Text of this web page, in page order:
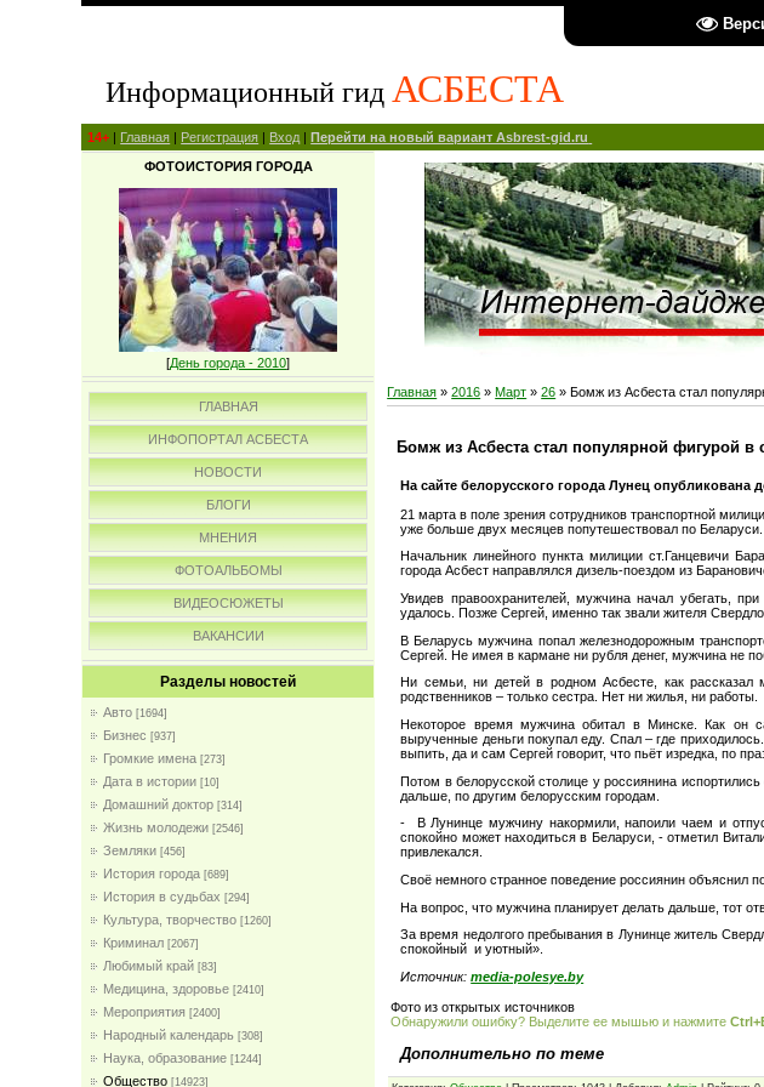
Информационный гид АСБЕСТА
14+ | Главная | Регистрация | Вход |Перейти на новый вариант Asbrest-gid.ru
ФОТОИСТОРИЯ ГОРОДА
[День города - 2010]
ГЛАВНАЯ
ИНФОПОРТАЛ АСБЕСТА
НОВОСТИ
БЛОГИ
МНЕНИЯ
ФОТОАЛЬБОМЫ
ВИДЕОСЮЖЕТЫ
ВАКАНСИИ
Разделы новостей
Авто [1694]
Бизнес [937]
Громкие имена [273]
Дата в истории [10]
Домашний доктор [314]
Жизнь молодежи [2546]
Земляки [456]
История города [689]
История в судьбах [294]
Культура, творчество [1260]
Криминал [2067]
Любимый край [83]
Медицина, здоровье [2410]
Мероприятия [2400]
Народный календарь [308]
Наука, образование [1244]
Общество [14923]
Главная »2016 » Март » 26 » Бомж из Асбеста стал
Бомж из Асбеста стал популярной фигурой в
На сайте белорусского города Лунец опубликована
21 марта в поле зрения сотрудников транспортной
уже больше двух месяцев попутешествовал по Беларуси.
Начальник линейного пункта милиции ст.Ганцевичи
города Асбест направлялся дизель-поездом из
Увидев правоохранителей, мужчина начал убегать,
удалось. Позже Сергей, именно так звали жителя
В Беларусь мужчина попал железнодорожным
Сергей. Не имея в кармане ни рубля денег, мужчина не
Ни семьи, ни детей в родном Асбесте, как
родственников – только сестра. Нет ни жилья, ни работы.
Некоторое время мужчина обитал в Минске. Как он
вырученные деньги покупал еду. Спал – где
выпить, да и сам Сергей говорит, что пьёт изредка, по
Потом в белорусской столице у россиянина
дальше, по другим белорусским городам.
- В Лунинце мужчину накормили, напоили чаем и
спокойно может находиться в Беларуси, - отметил
привлекался.
Своё немного странное поведение россиянин объяснил
На вопрос, что мужчина планирует делать дальше, тот
За время недолгого пребывания в Лунинце житель
спокойный и уютный».
Источник:media-polesye.by
Фото из открытых источников
Обнаружили ошибку? Выделите ее мышью и нажмите
Дополнительно по теме